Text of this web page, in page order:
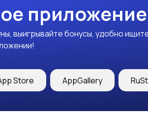
выигрывайте бонусы, удобно
Store AppGallery